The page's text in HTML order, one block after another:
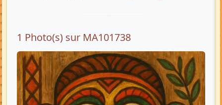
1 Photo(s) sur MA101738